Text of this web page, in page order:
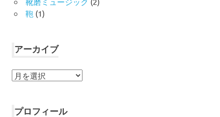
鞄 (1)
アーカイブ
ア
イ
プロフィール